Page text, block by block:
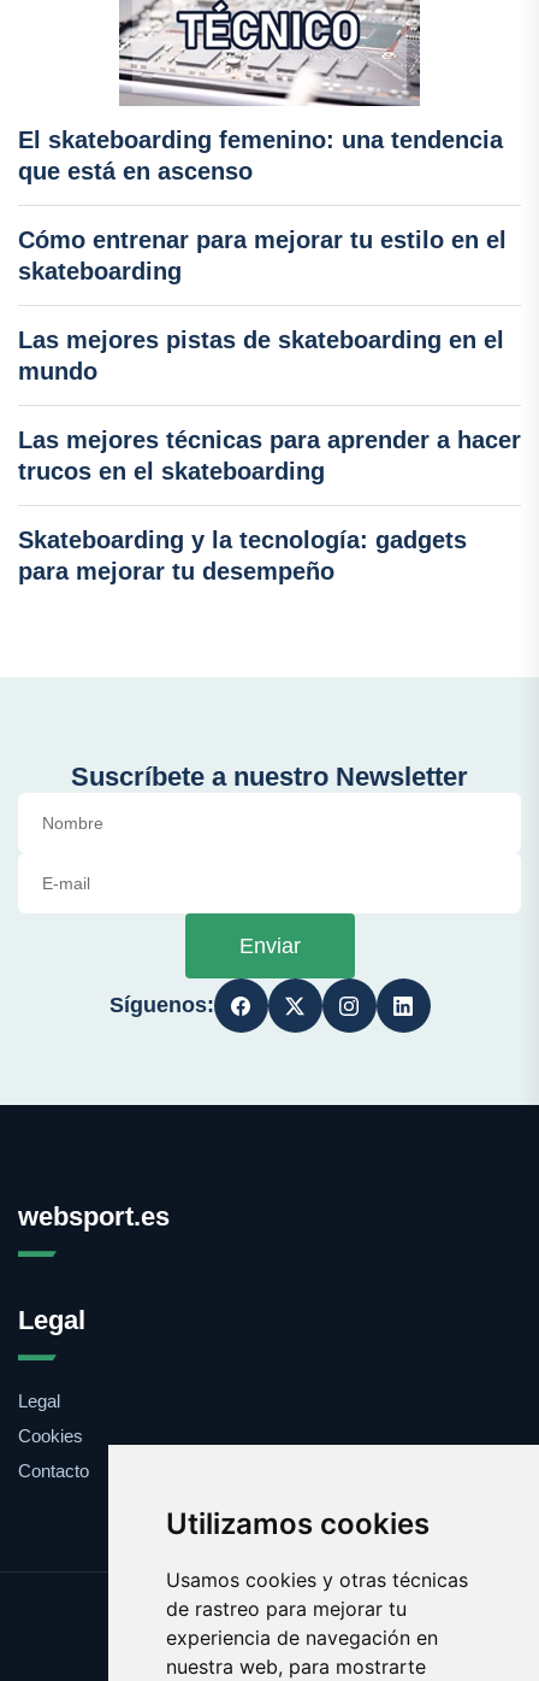
Utilizamos cookies
Usamos cookies y otras técnicas
de rastreo para mejorar tu
experiencia de navegación en
nuestra web, para mostrarte
El skateboarding femenino: una tendencia
que está en ascenso
Cómo entrenar para mejorar tu estilo en el
skateboarding
Las mejores pistas de skateboarding en el
mundo
Las mejores técnicas para aprender a hacer
trucos en el skateboarding
Skateboarding y la tecnología: gadgets
para mejorar tu desempeño
Suscríbete a nuestro Newsletter
Enviar
Síguenos:
websport.es
Legal
Legal
Cookies
Contacto
Update cookies preferences
Copyright © 2025 websport.es